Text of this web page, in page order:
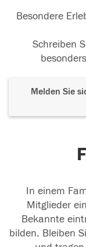
Besondere
Schreiben
Melden Sie
In einem
Mitglieder
Bekannte
bilden. Bleiben